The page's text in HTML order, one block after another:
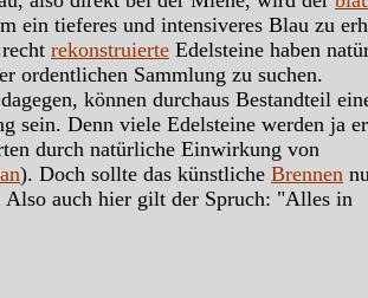
ein tieferes und intensiveres Blau zu
rekonstruierte Edelsteine haben
ordentlichen Sammlung zu suchen.
können durchaus Bestandteil
sein. Denn viele Edelsteine werden ja
durch natürliche Einwirkung von
). Doch sollte das künstliche Brennen
Also auch hier gilt der Spruch: "Alles in